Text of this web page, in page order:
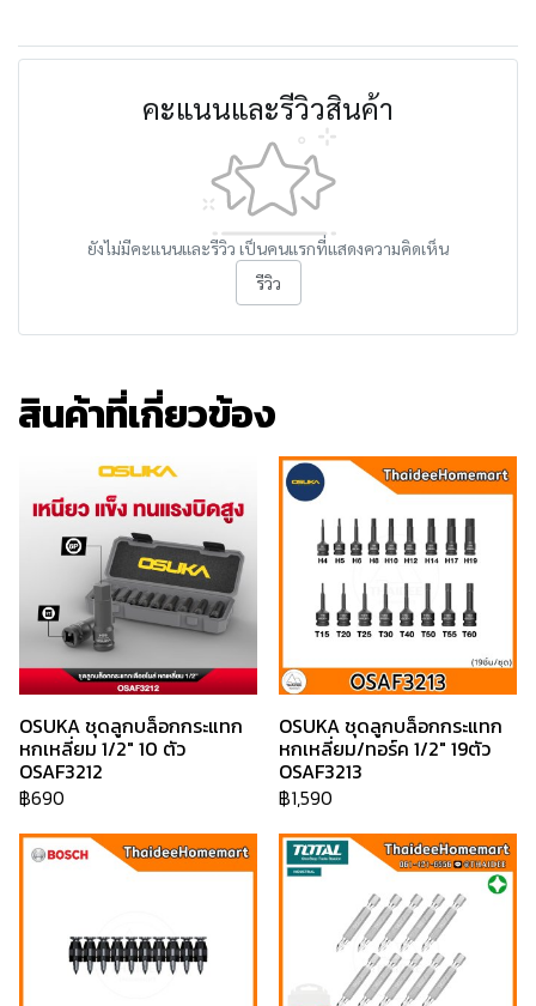
คะแนนและรีวิวสินค้า
ยังไม่มีคะแนนและรีวิว เป็นคนแรกที่แสดงความคิดเห็น
รีวิว
สินค้าที่เกี่ยวข้อง
OSUKA ชุดลูกบล็อกกระแทก
หกเหลี่ยม 1/2" 10 ตัว
OSAF3212
฿690
OSUKA ชุดลูกบล็อกกระแทก
หกเหลี่ยม/ทอร์ค 1/2" 19ตัว
OSAF3213
฿1,590